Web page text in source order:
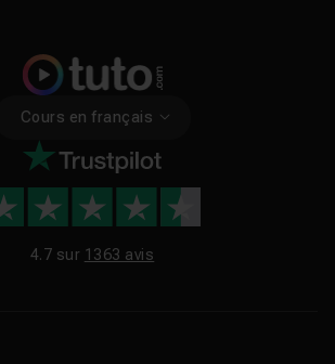
Cours en français
4.7 sur 1363 avis